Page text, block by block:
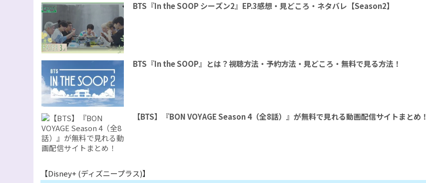
BTS『In the SOOP シーズン2』EP.3感想・見どころ・ネタバレ【Season2】
BTS『In the SOOP』とは？視聴方法・予約方法・見どころ・無料で見る方法！
【BTS】『BON VOYAGE Season 4（全8話）』が無料で見れる動画配信サイトまとめ！
【Disney+ (ディズニープラス)】